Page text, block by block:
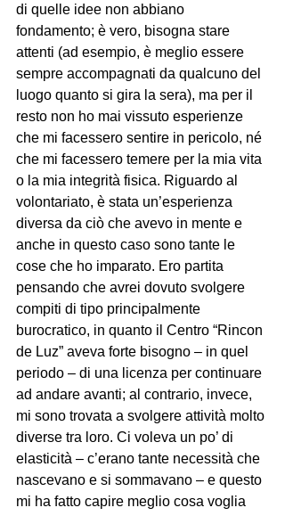
di quelle idee non abbiano
fondamento; è vero, bisogna stare
attenti (ad esempio, è meglio essere
sempre accompagnati da qualcuno del
luogo quanto si gira la sera), ma per il
resto non ho mai vissuto esperienze
che mi facessero sentire in pericolo, né
che mi facessero temere per la mia vita
o la mia integrità fisica. Riguardo al
volontariato, è stata un’esperienza
diversa da ciò che avevo in mente e
anche in questo caso sono tante le
cose che ho imparato. Ero partita
pensando che avrei dovuto svolgere
compiti di tipo principalmente
burocratico, in quanto il Centro “Rincon
de Luz” aveva forte bisogno – in quel
periodo – di una licenza per continuare
ad andare avanti; al contrario, invece,
mi sono trovata a svolgere attività molto
diverse tra loro. Ci voleva un po’ di
elasticità – c’erano tante necessità che
nascevano e si sommavano – e questo
mi ha fatto capire meglio cosa voglia